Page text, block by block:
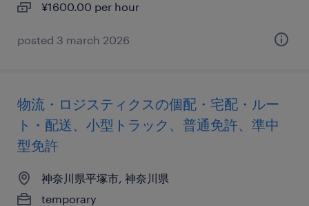
¥1600.00 per hour
posted 3 march 2026
物流・ロジスティクスの個配・宅配・ルー
ト・配送、小型トラック、普通免許、準中
型免許
神奈川県平塚市, 神奈川県
temporary